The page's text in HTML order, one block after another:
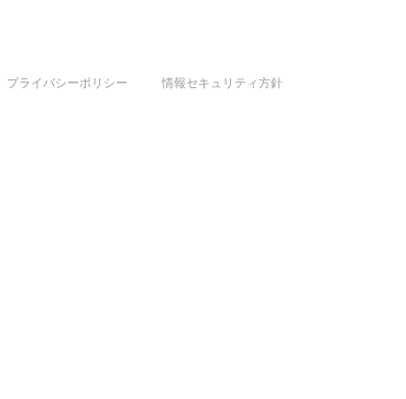
プライバシーポリシー 情報セキュリティ方針